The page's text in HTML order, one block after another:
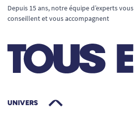
Depuis 15 ans, notre équipe d’experts vous
conseillent et vous accompagnent
UNIVERS